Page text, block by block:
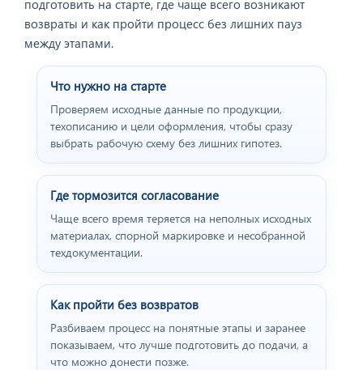
подготовить на старте, где чаще всего возникают
возвраты и как пройти процесс без лишних пауз
между этапами.
Что нужно на старте
Проверяем исходные данные по продукции,
техописанию и цели оформления, чтобы сразу
выбрать рабочую схему без лишних гипотез.
Где тормозится согласование
Чаще всего время теряется на неполных исходных
материалах, спорной маркировке и несобранной
техдокументации.
Как пройти без возвратов
Разбиваем процесс на понятные этапы и заранее
показываем, что лучше подготовить до подачи, а
что можно донести позже.